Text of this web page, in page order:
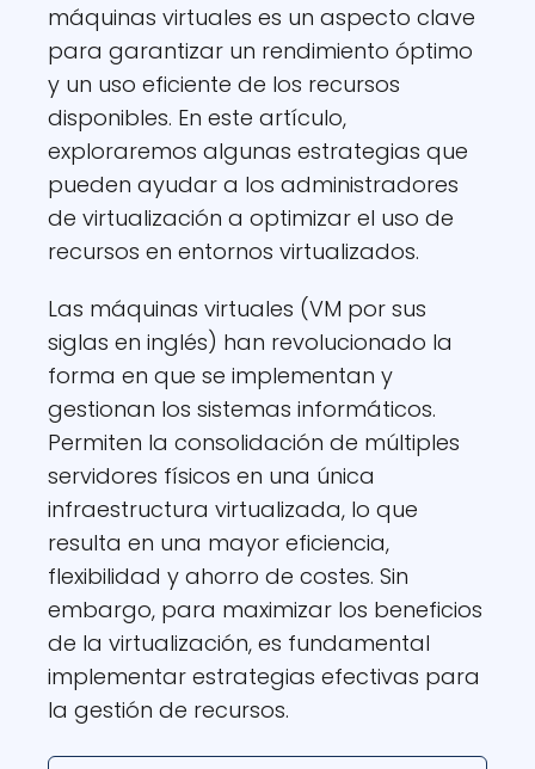
máquinas virtuales es un aspecto clave
para garantizar un rendimiento óptimo
y un uso eficiente de los recursos
disponibles. En este artículo,
exploraremos algunas estrategias que
pueden ayudar a los administradores
de virtualización a optimizar el uso de
recursos en entornos virtualizados.
Las máquinas virtuales (VM por sus
siglas en inglés) han revolucionado la
forma en que se implementan y
gestionan los sistemas informáticos.
Permiten la consolidación de múltiples
servidores físicos en una única
infraestructura virtualizada, lo que
resulta en una mayor eficiencia,
flexibilidad y ahorro de costes. Sin
embargo, para maximizar los beneficios
de la virtualización, es fundamental
implementar estrategias efectivas para
la gestión de recursos.